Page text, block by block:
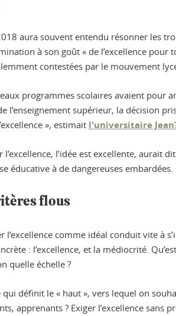
aura souvent entendu résonner les
à son goût « de l’excellence
contestées par le mouvement
programmes scolaires avaient pour
l’enseignement supérieur, la décision
», estimait l'universitaire
l’excellence, l’idée est excellente, aurait
éducative à de dangereuses embardées.
flous
l’excellence comme idéal conduit vite à
: l’excellence, et la médiocrité.
quelle échelle ?
qui définit le « haut », vers lequel on
apprenants ? Exiger l’excellence